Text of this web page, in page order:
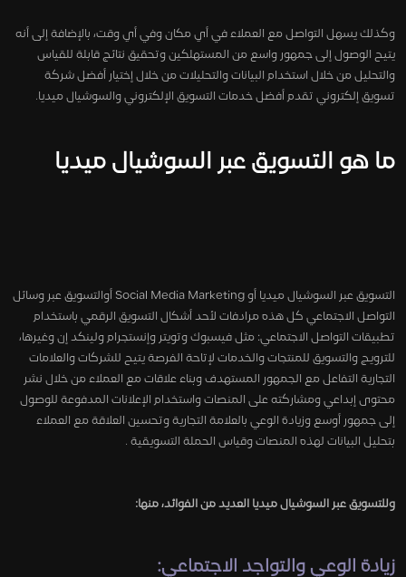
وكذلك يسهل التواصل مع العملاء في أي مكان وفي أي وقت، بالإضافة إلى أنه
يتيح الوصول إلى جمهور واسع من المستهلكين وتحقيق نتائج قابلة للقياس
والتحليل من خلال استخدام البيانات والتحليلات من خلال إختيار أفضل شركة
تسويق إلكتروني تقدم أفضل خدمات التسويق الإلكتروني والسوشيال ميديا.
ما هو التسويق عبر السوشيال ميديا
التسويق عبر السوشيال ميديا أو Social Media Marketing أوالتسويق عبر وسائل
التواصل الاجتماعي كل هذه مرادفات لأحد أشكال التسويق الرقمي باستخدام
تطبيقات التواصل الاجتماعي: مثل فيسبوك وتويتر وإنستجرام ولينكد إن وغيرها،
للترويج والتسويق للمنتجات والخدمات لإتاحة الفرصة يتيح للشركات والعلامات
التجارية التفاعل مع الجمهور المستهدف وبناء علاقات مع العملاء من خلال نشر
محتوى إبداعي ومشاركته على المنصات واستخدام الإعلانات المدفوعة للوصول
إلى جمهور أوسع وزيادة الوعي بالعلامة التجارية وتحسين العلاقة مع العملاء
بتحليل البيانات لهذه المنصات وقياس الحملة التسويقية .
وللتسويق عبر السوشيال ميديا العديد من الفوائد، منها:
زيادة الوعي والتواجد الاجتماعي: